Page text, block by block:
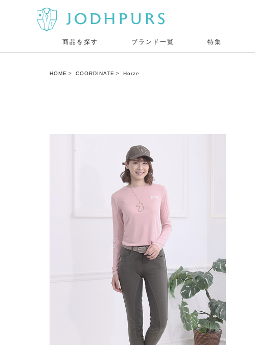
商品を探す ブランド一覧 特集
HOME COORDINATE Horze